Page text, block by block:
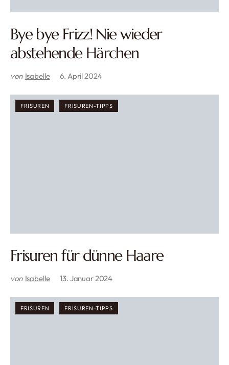
Bye bye Frizz! Nie wieder
abstehende Härchen
von Isabelle 6. April 2024
FRISUREN FRISUREN-TIPPS
Frisuren für dünne Haare
von Isabelle 13. Januar 2024
FRISUREN FRISUREN-TIPPS